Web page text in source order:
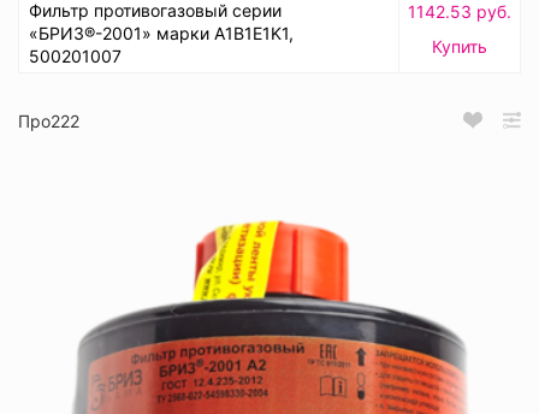
Фильтр противогазовый серии
«БРИЗ®-2001» марки А1В1Е1K1,
500201007
1142.53 руб.
Купить
Про222